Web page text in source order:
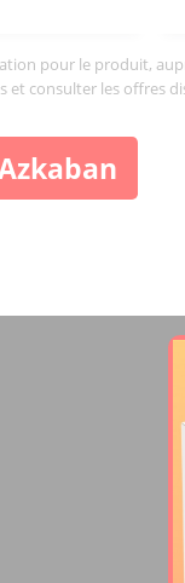
pour le produit,
consulter les offres